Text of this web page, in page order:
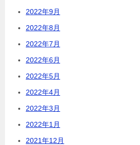
2022年9月
2022年8月
2022年7月
2022年6月
2022年5月
2022年4月
2022年3月
2022年1月
2021年12月